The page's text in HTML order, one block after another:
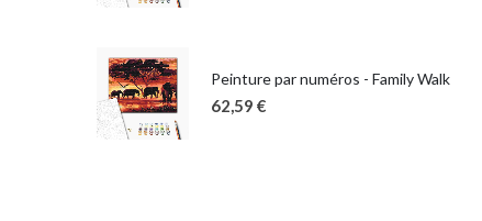
Peinture par numéros - Family Walk
62,59 €